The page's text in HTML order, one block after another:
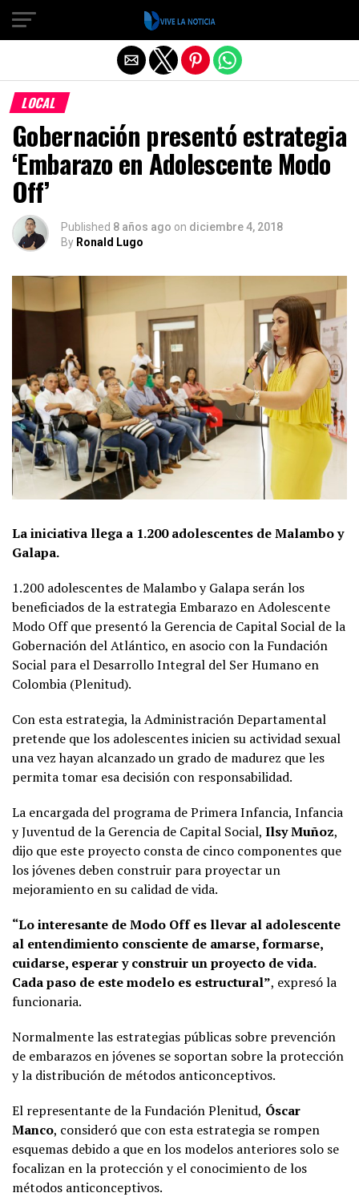
LOCAL
Gobernación presentó estrategia
‘Embarazo en Adolescente Modo
Off’
Published 8 años ago on diciembre 4, 2018
By Ronald Lugo
La iniciativa llega a 1.200 adolescentes de Malambo y
Galapa.
1.200 adolescentes de Malambo y Galapa serán los
beneficiados de la estrategia Embarazo en Adolescente
Modo Off que presentó la Gerencia de Capital Social de la
Gobernación del Atlántico, en asocio con la Fundación
Social para el Desarrollo Integral del Ser Humano en
Colombia (Plenitud).
Con esta estrategia, la Administración Departamental
pretende que los adolescentes inicien su actividad sexual
una vez hayan alcanzado un grado de madurez que les
permita tomar esa decisión con responsabilidad.
La encargada del programa de Primera Infancia, Infancia
y Juventud de la Gerencia de Capital Social, Ilsy Muñoz,
dijo que este proyecto consta de cinco componentes que
los jóvenes deben construir para proyectar un
mejoramiento en su calidad de vida.
“Lo interesante de Modo Off es llevar al adolescente
al entendimiento consciente de amarse, formarse,
cuidarse, esperar y construir un proyecto de vida.
Cada paso de este modelo es estructural”, expresó la
funcionaria.
Normalmente las estrategias públicas sobre prevención
de embarazos en jóvenes se soportan sobre la protección
y la distribución de métodos anticonceptivos.
El representante de la Fundación Plenitud, Óscar
Manco, consideró que con esta estrategia se rompen
esquemas debido a que en los modelos anteriores solo se
focalizan en la protección y el conocimiento de los
métodos anticonceptivos.
Salir de la versión móvil